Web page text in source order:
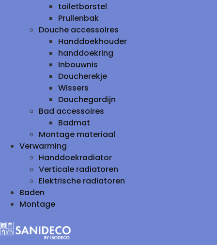
toiletborstel
Prullenbak
Douche accessoires
Handdoekhouder
handdoekring
Inbouwnis
Doucherekje
Wissers
Douchegordijn
Bad accessoires
Badmat
Montage materiaal
Verwarming
Handdoekradiator
Verticale radiatoren
Elektrische radiatoren
Baden
Montage